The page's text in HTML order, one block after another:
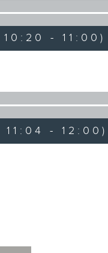
10:20 - 11:00)
11:04 - 12:00)